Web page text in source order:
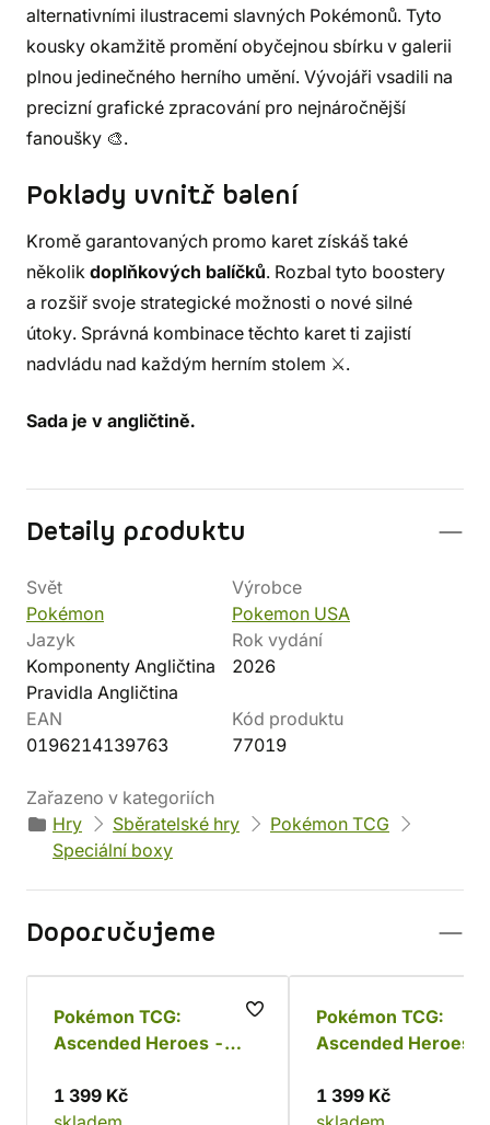
alternativními ilustracemi slavných Pokémonů. Tyto
kousky okamžitě promění obyčejnou sbírku v galerii
plnou jedinečného herního umění. Vývojáři vsadili na
precizní grafické zpracování pro nejnáročnější
fanoušky 🎨.
Poklady uvnitř balení
Kromě garantovaných promo karet získáš také
několik doplňkových balíčků. Rozbal tyto boostery
a rozšiř svoje strategické možnosti o nové silné
útoky. Správná kombinace těchto karet ti zajistí
nadvládu nad každým herním stolem ⚔️.
Sada je v angličtině.
Detaily produktu
Svět
Pokémon
Výrobce
Pokemon USA
Jazyk
Komponenty Angličtina
Pravidla Angličtina
Rok vydání
2026
EAN
0196214139763
Kód produktu
77019
Zařazeno v kategoriích
Hry
Sběratelské hry
Pokémon TCG
Speciální boxy
Doporučujeme
Pokémon TCG:
Ascended Heroes -
1 399 Kč
Pokémon TCG:
Ascended Heroes -
1 399 Kč